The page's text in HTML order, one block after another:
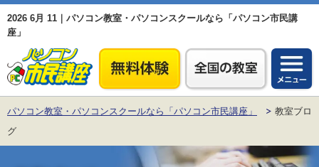
2026 6月 11｜パソコン教室・パソコンスクールなら「パソコン市民講
座」
パソコン教室・パソコンスクールなら「パソコン市民講座」
教室ブロ
グ